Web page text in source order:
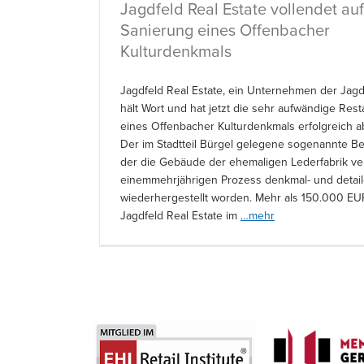
Jagdfeld Real Estate vollendet
Sanierung eines Offenbacher
Kulturdenkmals
Jagdfeld Real Estate, ein Unternehmen der
hält Wort und hat jetzt die sehr aufwändige
eines Offenbacher Kulturdenkmals erfolgreich
Der im Stadtteil Bürgel gelegene sogenannte
der die Gebäude der ehemaligen Lederfabrik
einemmehrjährigen Prozess denkmal- und
wiederhergestellt worden. Mehr als 150.000
Jagdfeld Real Estate im…mehr